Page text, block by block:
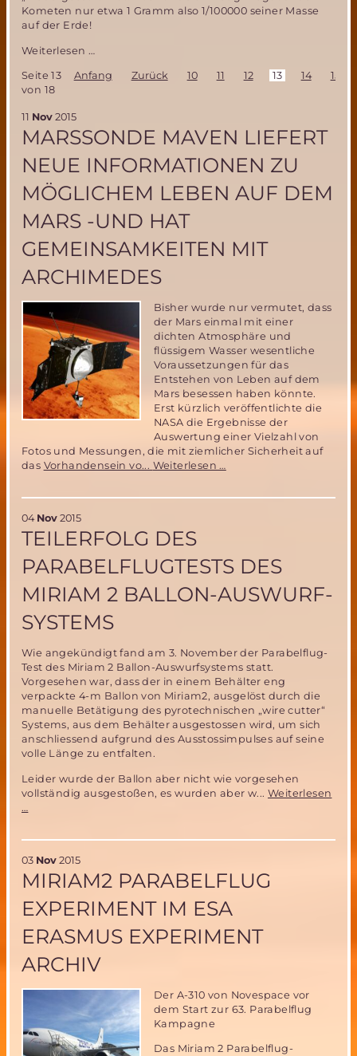
Kometen nur etwa 1 Gramm also 1/100000 seiner Masse
auf der Erde!
Weiterlesen …
von
Kometen-
Meisterleistung
europäischen
Seite 13
von 18
Anfang Zurück 10 11 12 13 14 15
11 Nov 2015
MARSSONDE MAVEN LIEFERT
NEUE INFORMATIONEN ZU
MÖGLICHEM LEBEN AUF DEM
MARS -UND HAT
GEMEINSAMKEITEN MIT
ARCHIMEDES
Bisher wurde nur vermutet, dass
der Mars einmal mit einer
dichten Atmosphäre und
flüssigem Wasser wesentliche
Voraussetzungen für das
Entstehen von Leben auf dem
Mars besessen haben könnte.
Erst kürzlich veröffentlichte die
NASA die Ergebnisse der
Auswertung einer Vielzahl von
Fotos und Messungen, die mit ziemlicher Sicherheit auf
das Vorhandensein vo... Weiterlesen …
Leben
dem
hat
Gemeinsamkeiten
mit
ARCHIMEDES
04 Nov 2015
TEILERFOLG DES
PARABELFLUGTESTS DES
MIRIAM 2 BALLON-AUSWURF-
SYSTEMS
Wie angekündigt fand am 3. November der Parabelflug-
Test des Miriam 2 Ballon-Auswurfsystems statt.
Vorgesehen war, dass der in einem Behälter eng
verpackte 4-m Ballon von Miriam2, ausgelöst durch die
manuelle Betätigung des pyrotechnischen „wire cutter“
Systems, aus dem Behälter ausgestossen wird, um sich
anschliessend aufgrund des Ausstossimpulses auf seine
volle Länge zu entfalten.
Leider wurde der Ballon aber nicht wie vorgesehen
vollständig ausgestoßen, es wurden aber w... Weiterlesen
…
Miriam
2
Auswurf-
03 Nov 2015
MIRIAM2 PARABELFLUG
EXPERIMENT IM ESA
ERASMUS EXPERIMENT
ARCHIV
Der A-310 von Novespace vor
dem Start zur 63. Parabelflug
Kampagne
Das Miriam 2 Parabelflug-